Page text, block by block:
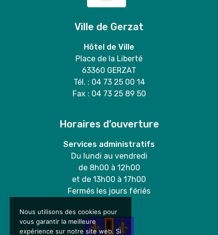
Ville de Gerzat
Hôtel de Ville
Place de la Liberté
63360 GERZAT
Tél. : 04 73 25 00 14
Fax : 04 73 25 89 50
Horaires d’ouverture
Services administratifs
Du lundi au vendredi
de 8h00 à 12h00
et de 13h00 à 17h00
Fermés les jours fériés
Nous utilisons des cookies pour
vous garantir la meilleure
expérience sur notre site web. Si